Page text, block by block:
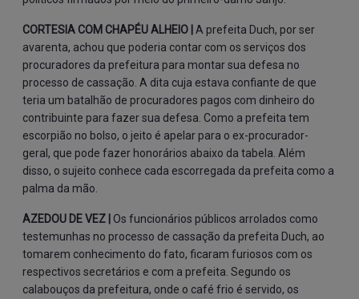
CORTESIA COM CHAPÉU ALHEIO | A prefeita Duch, por ser
avarenta, achou que poderia contar com os serviços dos
procuradores da prefeitura para montar sua defesa no
processo de cassação. A dita cuja estava confiante de que
teria um batalhão de procuradores pagos com dinheiro do
contribuinte para fazer sua defesa. Como a prefeita tem
escorpião no bolso, o jeito é apelar para o ex-procurador-
geral, que pode fazer honorários abaixo da tabela. Além
disso, o sujeito conhece cada escorregada da prefeita como a
palma da mão.
AZEDOU DE VEZ | Os funcionários públicos arrolados como
testemunhas no processo de cassação da prefeita Duch, ao
tomarem conhecimento do fato, ficaram furiosos com os
respectivos secretários e com a prefeita. Segundo os
calabouços da prefeitura, onde o café frio é servido, os